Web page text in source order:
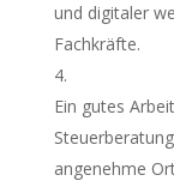
und digitaler
Fachkräfte.
Ein gutes
angenehme